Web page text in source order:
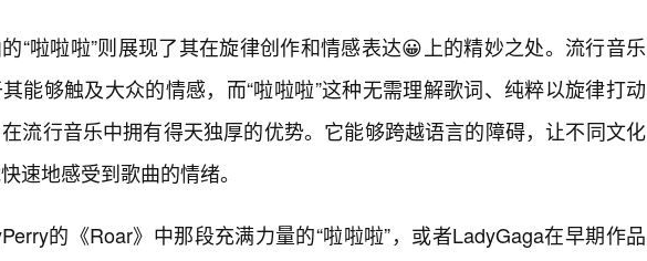
“啦啦啦”则展现了其在旋律创作和情感表达😀上的精妙之处。流行音乐
能够触及大众的情感，而“啦啦啦”这种无需理解歌词、纯粹以旋律打动
流行音乐中拥有得天独厚的优势。它能够跨越语言的障碍，让不同文化
速地感受到歌曲的情绪。
的《Roar》中那段充满力量的“啦啦啦”，或者LadyGaga在早期作品